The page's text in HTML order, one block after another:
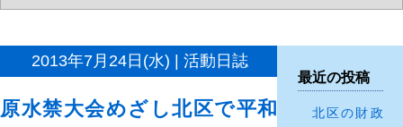
2013年7月24日(水) | 活動日誌
原水禁大会めざし北区で平和
最近の投稿
北区の財政